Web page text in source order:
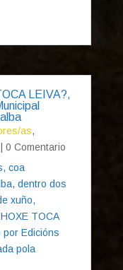
LEIVA?,
as,
| 0 Comentario
coa
dentro dos
xuño,
TOCA
por Edicións
pola